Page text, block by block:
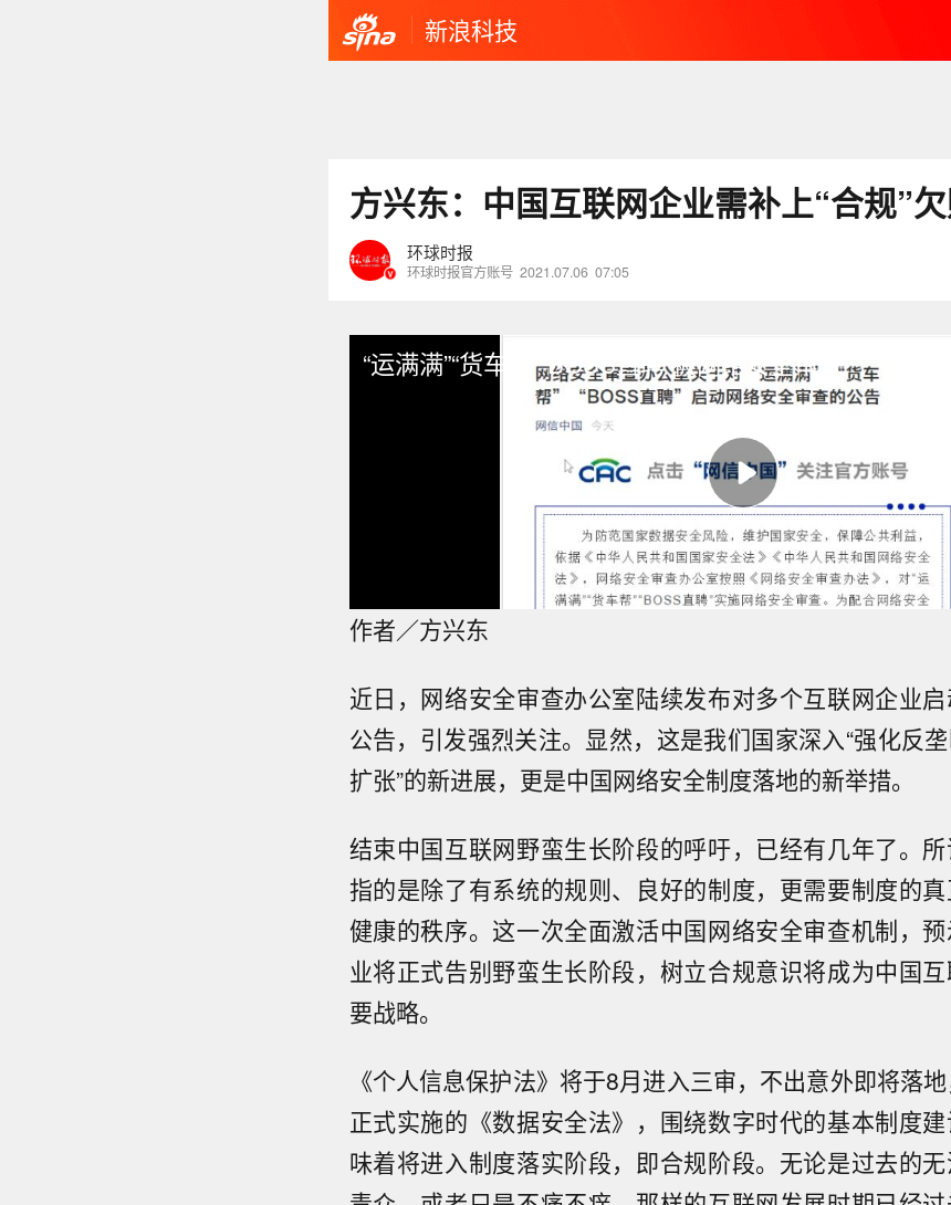
新浪科技
方兴东：中国互联网企业需补上“合规”
环球时报
环球时报官方账号 2021.07.06 07:05
“运满满”“货车帮”“BOSS直聘”被网络安全审查
作者／方兴东
近日，网络安全审查办公室陆续发布对多个互联网企业
公告，引发强烈关注。显然，这是我们国家深入“强化反
扩张”的新进展，更是中国网络安全制度落地的新举措。
结束中国互联网野蛮生长阶段的呼吁，已经有几年了。所
指的是除了有系统的规则、良好的制度，更需要制度的
健康的秩序。这一次全面激活中国网络安全审查机制，
业将正式告别野蛮生长阶段，树立合规意识将成为中国
要战略。
《个人信息保护法》将于8月进入三审，不出意外即将落
正式实施的《数据安全法》，围绕数字时代的基本制度
味着将进入制度落实阶段，即合规阶段。无论是过去的